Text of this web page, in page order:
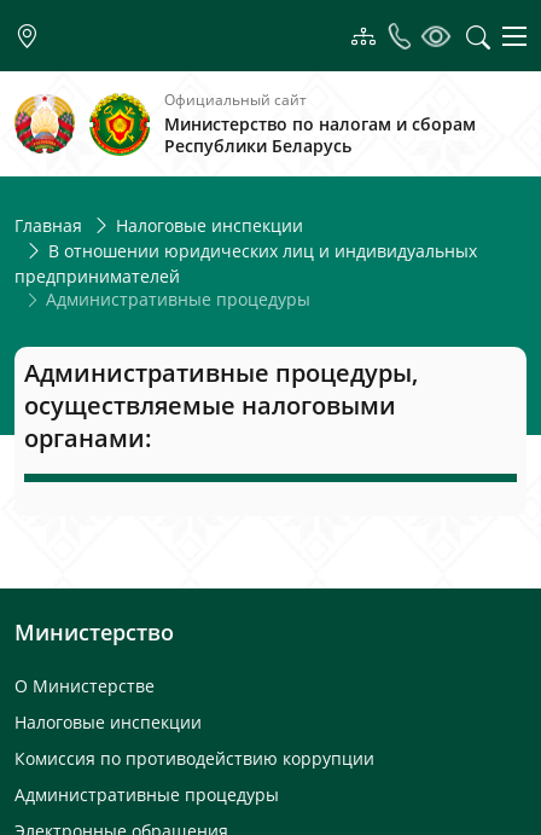
Официальный сайт
Министерство по налогам и сборам
Республики Беларусь
Главная
Налоговые инспекции
В отношении юридических лиц и индивидуальных
предпринимателей
Административные процедуры
Административные процедуры,
осуществляемые налоговыми
органами:
Министерство
О Министерстве
Налоговые инспекции
Комиссия по противодействию коррупции
Административные процедуры